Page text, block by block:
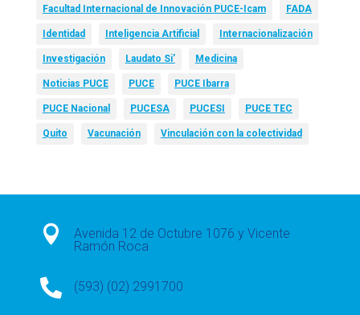
Facultad Internacional de Innovación PUCE-Icam FADA
Identidad Inteligencia Artificial Internacionalización
Investigación Laudato Si’ Medicina
Noticias PUCE PUCE PUCE Ibarra
PUCE Nacional PUCESA PUCESI PUCE TEC
Quito Vacunación Vinculación con la colectividad

Avenida 12 de Octubre 1076 y Vicente
Ramón Roca
 (593) (02) 2991700